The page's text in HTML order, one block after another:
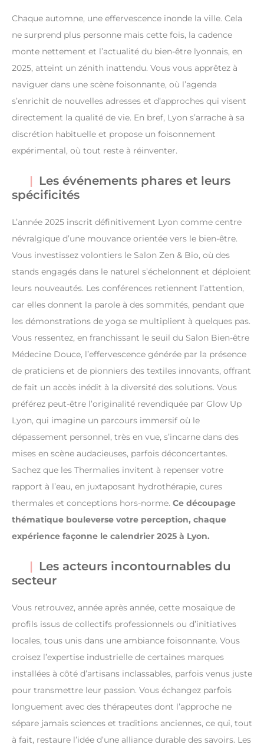
Chaque automne, une effervescence inonde la ville. Cela
ne surprend plus personne mais cette fois, la cadence
monte nettement et l’actualité du bien-être lyonnais, en
2025, atteint un zénith inattendu. Vous vous apprêtez à
naviguer dans une scène foisonnante, où l’agenda
s’enrichit de nouvelles adresses et d’approches qui visent
directement la qualité de vie. En bref, Lyon s’arrache à sa
discrétion habituelle et propose un foisonnement
expérimental, où tout reste à réinventer.
Les événements phares et leurs
spécificités
L’année 2025 inscrit définitivement Lyon comme centre
névralgique d’une mouvance orientée vers le bien-être.
Vous investissez volontiers le Salon Zen & Bio, où des
stands engagés dans le naturel s’échelonnent et déploient
leurs nouveautés. Les conférences retiennent l’attention,
car elles donnent la parole à des sommités, pendant que
les démonstrations de yoga se multiplient à quelques pas.
Vous ressentez, en franchissant le seuil du Salon Bien-être
Médecine Douce, l’effervescence générée par la présence
de praticiens et de pionniers des textiles innovants, offrant
de fait un accès inédit à la diversité des solutions. Vous
préférez peut-être l’originalité revendiquée par Glow Up
Lyon, qui imagine un parcours immersif où le
dépassement personnel, très en vue, s’incarne dans des
mises en scène audacieuses, parfois déconcertantes.
Sachez que les Thermalies invitent à repenser votre
rapport à l’eau, en juxtaposant hydrothérapie, cures
thermales et conceptions hors-norme. Ce découpage
thématique bouleverse votre perception, chaque
expérience façonne le calendrier 2025 à Lyon.
Les acteurs incontournables du
secteur
Vous retrouvez, année après année, cette mosaïque de
profils issus de collectifs professionnels ou d’initiatives
locales, tous unis dans une ambiance foisonnante. Vous
croisez l’expertise industrielle de certaines marques
installées à côté d’artisans inclassables, parfois venus juste
pour transmettre leur passion. Vous échangez parfois
longuement avec des thérapeutes dont l’approche ne
sépare jamais sciences et traditions anciennes, ce qui, tout
à fait, restaure l’idée d’une alliance durable des savoirs. Les